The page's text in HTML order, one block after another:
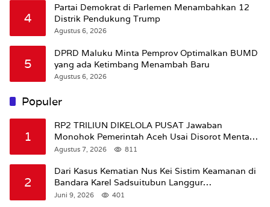
4
Partai Demokrat di Parlemen Menambahkan 12
Distrik Pendukung Trump
Agustus 6, 2026
5
DPRD Maluku Minta Pemprov Optimalkan BUMD
yang ada Ketimbang Menambah Baru
Agustus 6, 2026
Populer
1
RP2 TRILIUN DIKELOLA PUSAT Jawaban
Monohok Pemerintah Aceh Usai Disorot Mentan
Amran Soal Dana Pertanian
Agustus 7, 2026 811
2
Dari Kasus Kematian Nus Kei Sistim Keamanan di
Bandara Karel Sadsuitubun Langgur
Dipertanyakan
Juni 9, 2026 401